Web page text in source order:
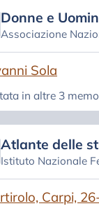
Donne e
Associazione
Sola
in una nuova
in altre 3
Atlante delle
Istituto Nazionale
Carpi,
in una